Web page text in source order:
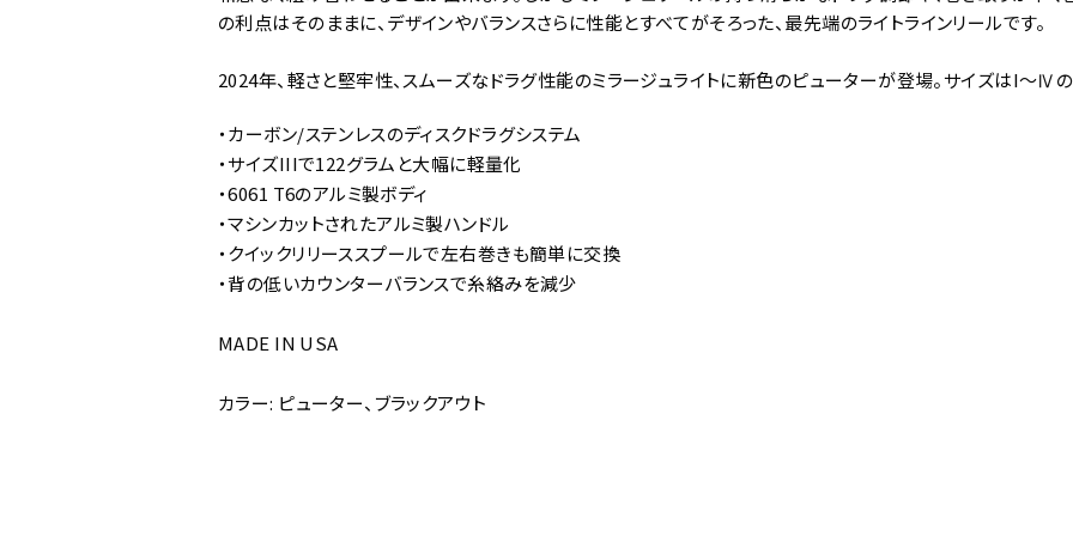
の利点はそのままに、デザインやバランスさらに性能とすべてがそろった、最先端のライトラインリールです。
2024年、軽さと堅牢性、スムーズなドラグ性能のミラージュライトに新色のピューターが登場。サイズはI～Ⅳ
・カーボン/ステンレスのディスクドラグシステム
・サイズIIIで122グラムと大幅に軽量化
・6061 T6のアルミ製ボディ
・マシンカットされたアルミ製ハンドル
・クイックリリーススプールで左右巻きも簡単に交換
・背の低いカウンターバランスで糸絡みを減少
MADE IN USA
カラー: ピューター、ブラックアウト